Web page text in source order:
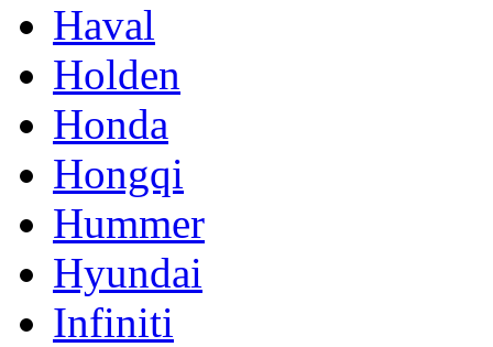
Haval
Holden
Honda
Hongqi
Hummer
Hyundai
Infiniti